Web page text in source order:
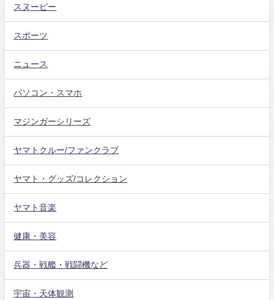
スヌーピー
スポーツ
ニュース
パソコン・スマホ
マジンガーシリーズ
ヤマトクルー/ファンクラブ
ヤマト・グッズ/コレクション
ヤマト音楽
健康・美容
兵器・戦艦・戦闘機など
宇宙・天体観測